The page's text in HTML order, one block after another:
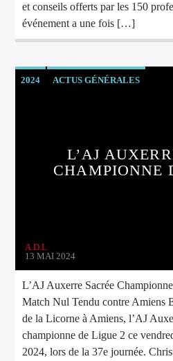
et conseils offerts par les 150
événement a une fois […]
2024 ACTUS GÉNÉRALES
L’AJ
CHAMPIONNE
A.D.L
13 MAI 2024
L’AJ Auxerre Sacrée
Match Nul Tendu contre Amiens
de la Licorne à Amiens, l’AJ
championne de Ligue 2 ce
2024, lors de la 37e journée.